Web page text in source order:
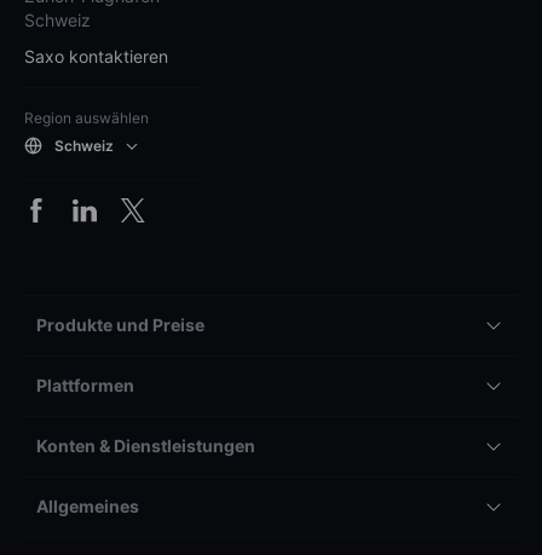
Schweiz
Saxo kontaktieren
Region auswählen
Schweiz
Produkte und Preise
Plattformen
Konten & Dienstleistungen
Allgemeines